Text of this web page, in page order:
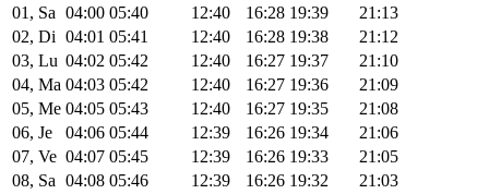
01, Sa 04:00 05:40 12:40 16:28 19:39
21:13
02, Di 04:01 05:41 12:40 16:28 19:38
21:12
03, Lu 04:02 05:42 12:40 16:27 19:37
21:10
04, Ma 04:03 05:42 12:40 16:27 19:36
21:09
05, Me 04:05 05:43 12:40 16:27 19:35
21:08
06, Je
04:06 05:44 12:39 16:26 19:34
21:06
07, Ve 04:07 05:45 12:39 16:26 19:33
21:05
08, Sa 04:08 05:46 12:39 16:26 19:32
21:03